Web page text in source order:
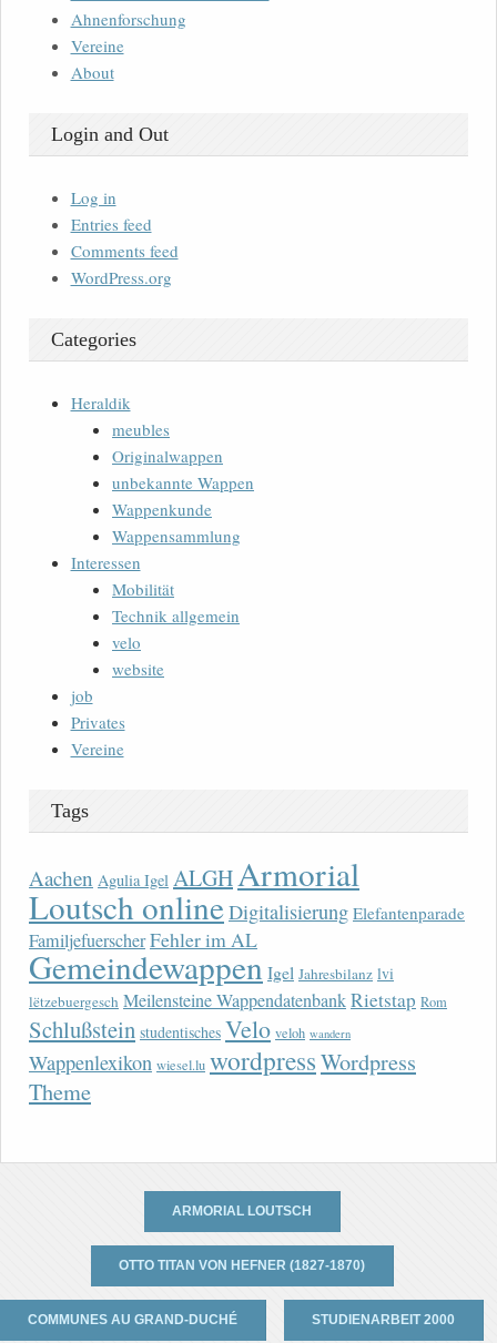
Ahnenforschung
Vereine
About
Login and Out
Log in
Entries feed
Comments feed
WordPress.org
Categories
Heraldik
meubles
Originalwappen
unbekannte Wappen
Wappenkunde
Wappensammlung
Interessen
Mobilität
Technik allgemein
velo
website
job
Privates
Vereine
Tags
Aachen Agulia Igel ALGHArmorial
Loutsch onlineDigitalisierung Elefantenparade
FamiljefuerscherFehler im AL
Gemeindewappen Igel Jahresbilanz lvi
lëtzebuergesch Meilensteine WappendatenbankRietstap Rom
Schlußstein studentisches Velo veloh wandern
Wappenlexikon wiesel.lu wordpressWordpress
Theme
ARMORIAL LOUTSCH
OTTO TITAN VON HEFNER (1827-1870)
COMMUNES AU GRAND-DUCHÉ STUDIENARBEIT 2000